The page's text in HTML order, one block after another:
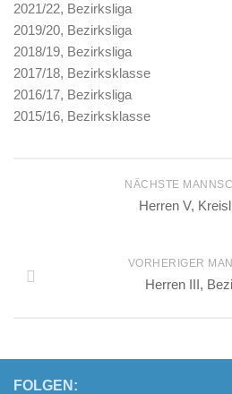
2022/23
2021/22
2019/20
2016/17
2021/22, Bezirksliga
2019/20, Bezirksliga
2018/19, Bezirksliga
2017/18, Bezirksklasse
2016/17, Bezirksliga
2015/16, Bezirksklasse
NÄCHSTE
Herren V,
VORHERIGER
Herren III,
FOLGEN: